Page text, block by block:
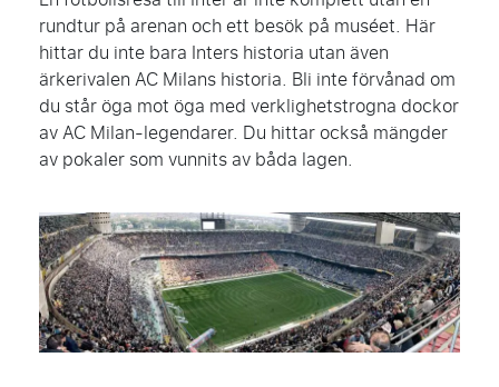
rundtur på arenan och ett besök på muséet. Här
hittar du inte bara Inters historia utan även
ärkerivalen AC Milans historia. Bli inte förvånad om
du står öga mot öga med verklighetstrogna dockor
av AC Milan-legendarer. Du hittar också mängder
av pokaler som vunnits av båda lagen.